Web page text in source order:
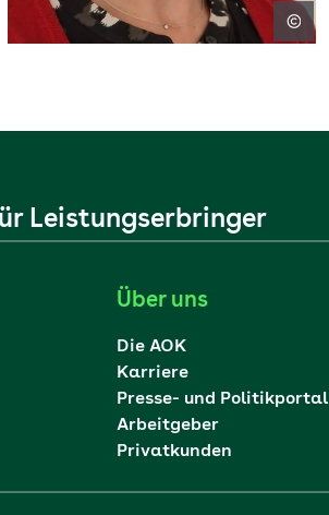
Leistungserbringer
Über uns
Die AOK
Karriere
Presse- und Politikportal
Arbeitgeber
Privatkunden